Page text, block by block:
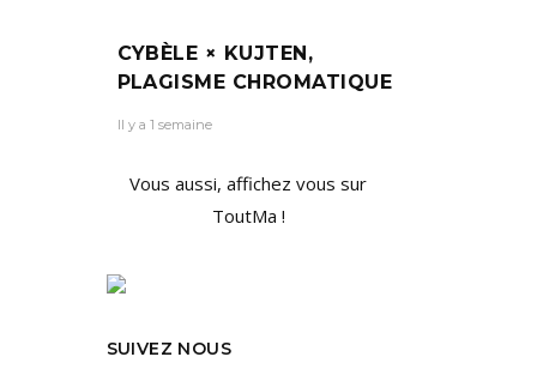
CYBÈLE × KUJTEN,
PLAGISME CHROMATIQUE
Il y a 1 semaine
Vous aussi, affichez vous sur
ToutMa !
SUIVEZ NOUS